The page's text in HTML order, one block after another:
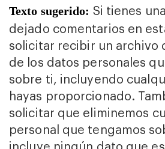
Texto sugerido: Si tienes
dejado comentarios en
solicitar recibir un archivo
de los datos personales
sobre ti, incluyendo
hayas proporcionado.
solicitar que eliminemos
personal que tengamos
incluye ningún dato que